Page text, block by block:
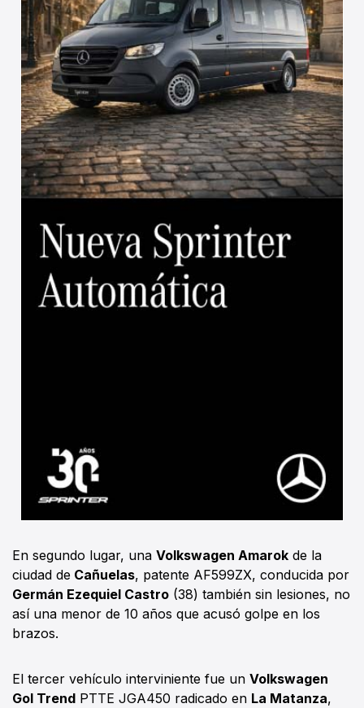
En segundo lugar, una Volkswagen Amarok de la
ciudad de Cañuelas, patente AF599ZX, conducida por
Germán Ezequiel Castro (38) también sin lesiones, no
así una menor de 10 años que acusó golpe en los
brazos.
El tercer vehículo interviniente fue un Volkswagen
Gol Trend PTTE JGA450 radicado en La Matanza,